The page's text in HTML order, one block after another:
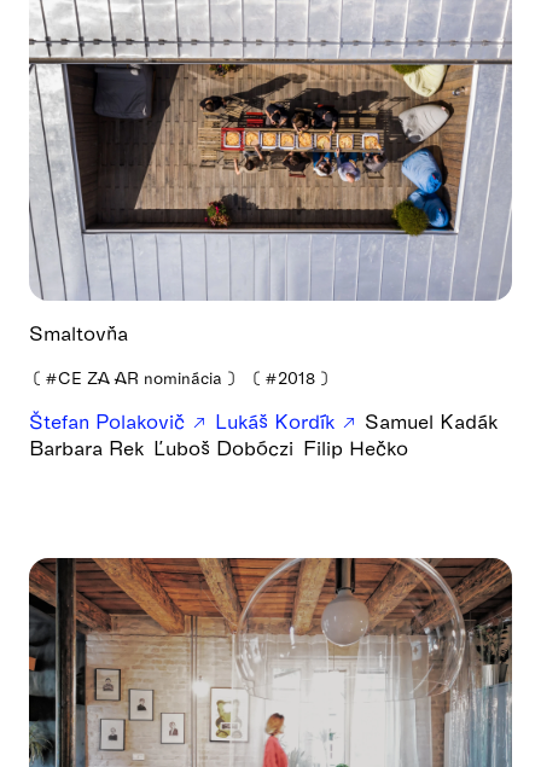
Smaltovňa
❪ #CE ZA AR nominácia ❫ ❪ #2018 ❫
Štefan Polakovič Lukáš Kordík
Samuel Kadák
Barbara Rek Ľuboš Dobóczi Filip Hečko